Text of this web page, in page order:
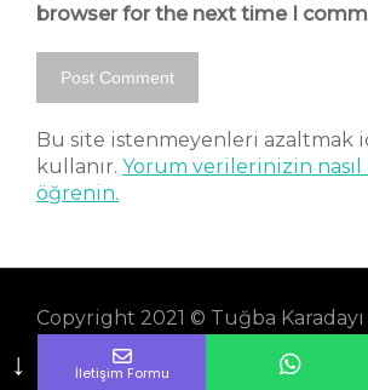
browser for the next time I
Bu site istenmeyenleri azaltmak
kullanır. Yorum verilerinizin
öğrenin.
Copyright 2021 © Tuğba
Akademisi ve Danışmanlık Ltd. Şti.
↓ İletişim Formu